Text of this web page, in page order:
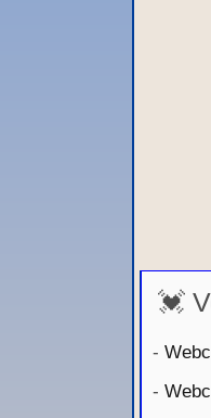
💓
-
-